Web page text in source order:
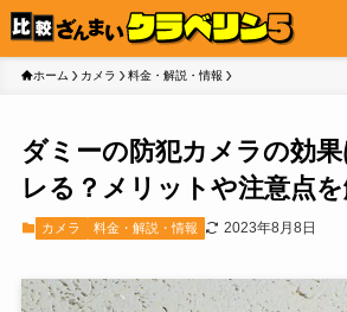
ホーム カメラ 料金・解説・情報
ダミーの防犯カメラの効
レる？メリットや注意点
カメラ 料金・解説・情報 2023年8月8日